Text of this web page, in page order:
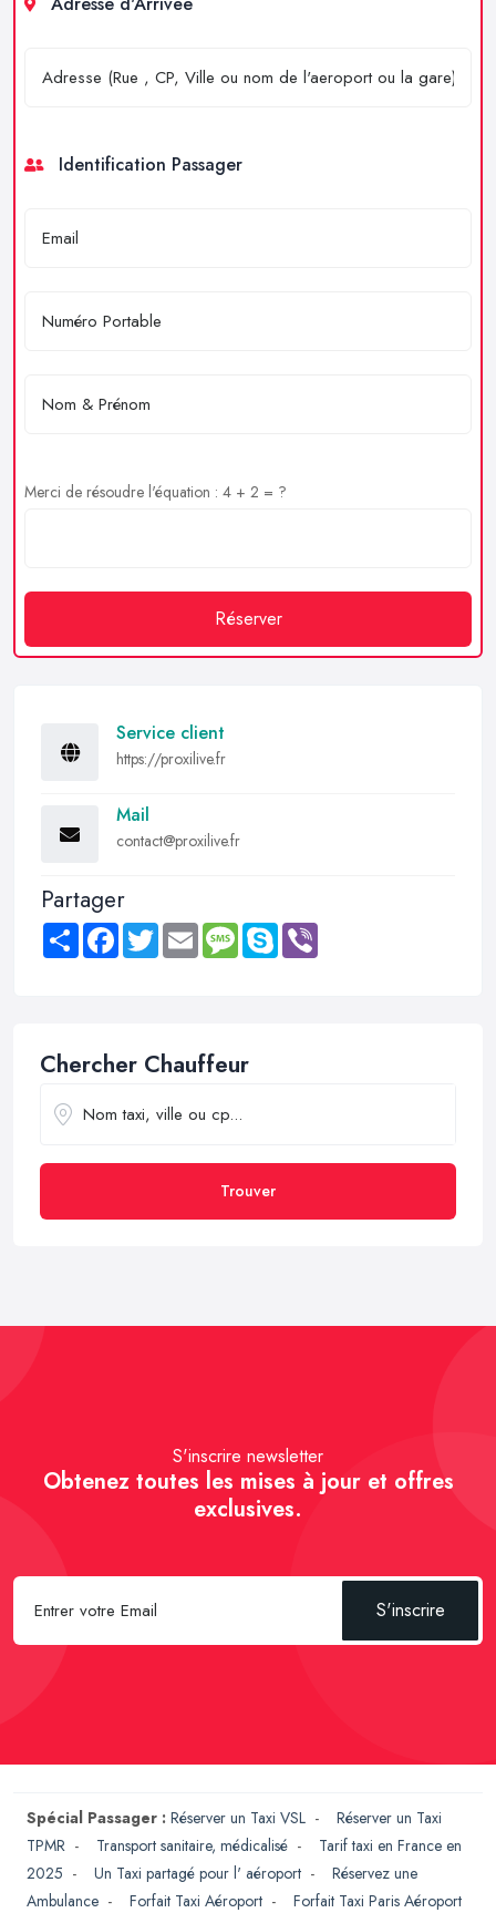
Identification Passager
Merci de résoudre l'équation : 4 + 2 = ?
Réserver
Service client
https://proxilive.fr
Mail
contact@proxilive.fr
Partager
Share FacebookTwitter Email MessageSkype
Chercher Chauffeur
Trouver
S'inscrire newsletter
Obtenez toutes les mises à jour et offres
exclusives.
S'inscrire
Spécial Passager : Réserver un Taxi VSL - Réserver un Taxi
TPMR - Transport sanitaire, médicalisé - Tarif taxi en France en
2025 - Un Taxi partagé pour l' aéroport - Réservez une
Ambulance - Forfait Taxi Aéroport - Forfait Taxi Paris Aéroport